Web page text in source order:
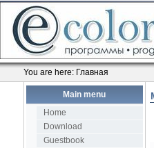
You are here: Главная
Main menu
Home
Download
Guestbook